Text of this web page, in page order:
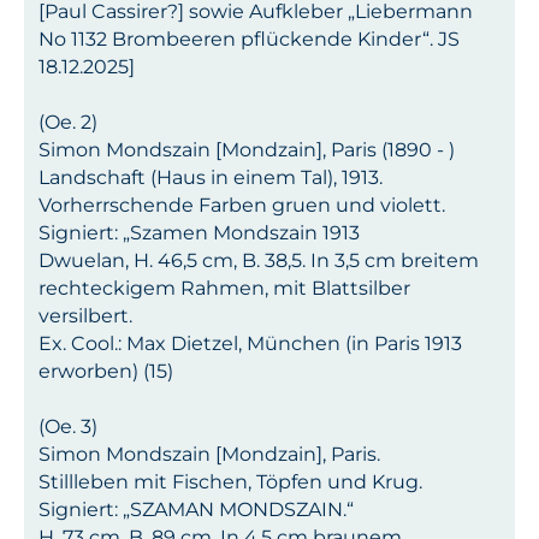
[Paul Cassirer?] sowie Aufkleber „Liebermann
No 1132 Brombeeren pflückende Kinder“. JS
18.12.2025]
(Oe. 2)
Simon Mondszain [Mondzain], Paris (1890 - )
Landschaft (Haus in einem Tal), 1913.
Vorherrschende Farben gruen und violett.
Signiert: „Szamen Mondszain 1913
Dwuelan, H. 46,5 cm, B. 38,5. In 3,5 cm breitem
rechteckigem Rahmen, mit Blattsilber
versilbert.
Ex. Cool.: Max Dietzel, München (in Paris 1913
erworben) (15)
(Oe. 3)
Simon Mondszain [Mondzain], Paris.
Stillleben mit Fischen, Töpfen und Krug.
Signiert: „SZAMAN MONDSZAIN.“